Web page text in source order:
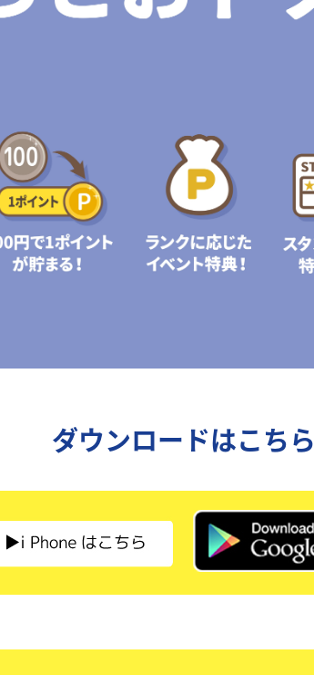
ダウンロードはこちら